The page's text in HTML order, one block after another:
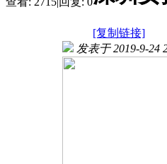
[复制链接]
发表于 2019-9-24